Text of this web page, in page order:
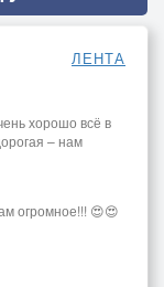
ЛЕНТА
хорошо всё в
– нам
огромное!!! 😍😍